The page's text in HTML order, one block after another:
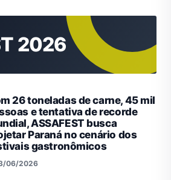
2026
26 toneladas de carne, 45 mil
e tentativa de recorde
ASSAFEST busca
Paraná no cenário dos
gastronômicos
06/2026